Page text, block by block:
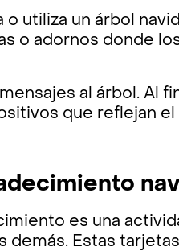
o utiliza un árbol
o adornos donde
al árbol. Al
que reflejan
es una
demás. Estas